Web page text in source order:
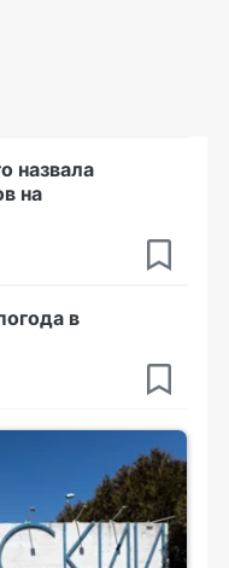
назвала
на
в